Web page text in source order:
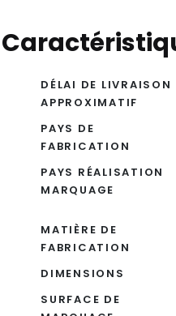
DÉLAI DE LIVRAISON
APPROXIMATIF
PAYS DE
FABRICATION
PAYS RÉALISATION
MARQUAGE
MATIÈRE DE
FABRICATION
DIMENSIONS
SURFACE DE